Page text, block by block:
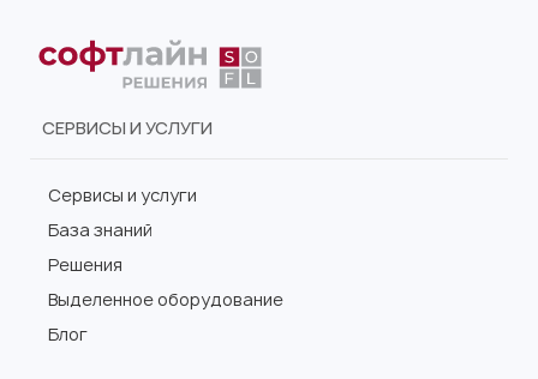
СЕРВИСЫ И УСЛУГИ
Сервисы и услуги
База знаний
Решения
Выделенное оборудование
Блог